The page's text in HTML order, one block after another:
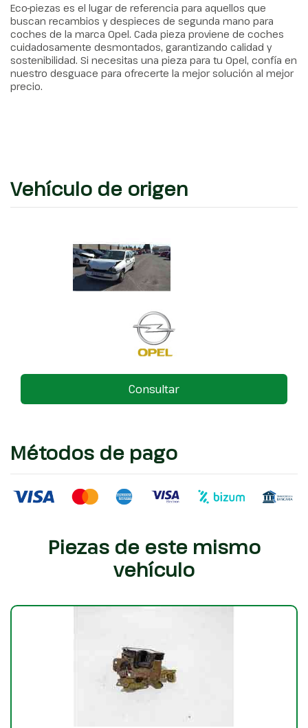
Eco-piezas es el lugar de referencia para aquellos que
buscan recambios y despieces de segunda mano para
coches de la marca Opel. Cada pieza proviene de coches
cuidadosamente desmontados, garantizando calidad y
sostenibilidad. Si necesitas una pieza para tu Opel, confía en
nuestro desguace para ofrecerte la mejor solución al mejor
precio.
Vehículo de origen
Consultar
Métodos de pago
Piezas de este mismo
vehículo